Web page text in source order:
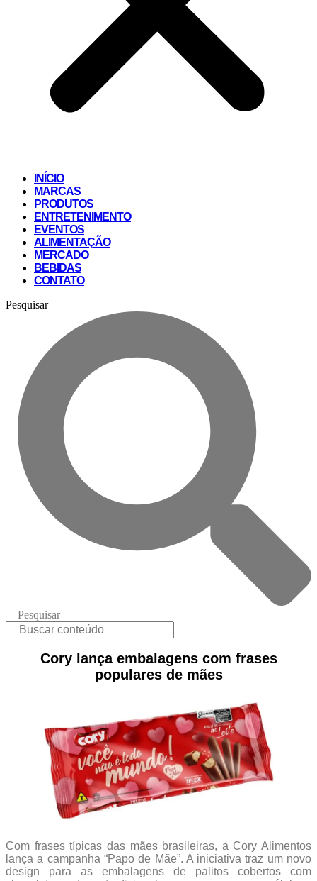
INÍCIO
MARCAS
PRODUTOS
ENTRETENIMENTO
EVENTOS
ALIMENTAÇÃO
MERCADO
BEBIDAS
CONTATO
Pesquisar
Pesquisar
Cory lança embalagens com frases
populares de mães
Com frases típicas das mães brasileiras, a Cory Alimentos
lança a campanha “Papo de Mãe”. A iniciativa traz um novo
design para as embalagens de palitos cobertos com